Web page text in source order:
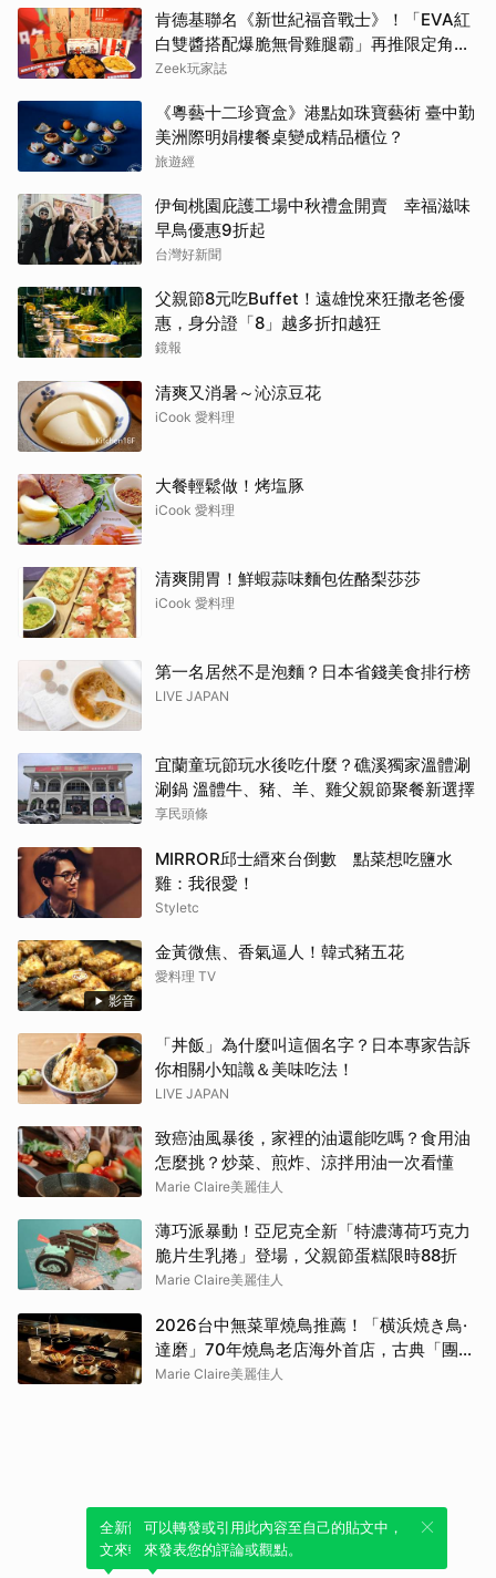
肯德基聯名《新世紀福音戰士》！「EVA紅
白雙醬搭配爆脆無骨雞腿霸」再推限定角色
卡、周邊必搶收
Zeek玩家誌
《粵藝十二珍寶盒》港點如珠寶藝術 臺中勤
美洲際明娟樓餐桌變成精品櫃位？
旅遊經
伊甸桃園庇護工場中秋禮盒開賣 幸福滋味
早鳥優惠9折起
台灣好新聞
父親節8元吃Buffet！遠雄悅來狂撒老爸優
惠，身分證「8」越多折扣越狂
鏡報
清爽又消暑～沁涼豆花
iCook 愛料理
大餐輕鬆做！烤塩豚
iCook 愛料理
清爽開胃！鮮蝦蒜味麵包佐酪梨莎莎
iCook 愛料理
第一名居然不是泡麵？日本省錢美食排行榜
LIVE JAPAN
宜蘭童玩節玩水後吃什麼？礁溪獨家溫體涮
涮鍋 溫體牛、豬、羊、雞父親節聚餐新選擇
享民頭條
MIRROR邱士縉來台倒數 點菜想吃鹽水
雞：我很愛！
Styletc
影音
金黃微焦、香氣逼人！韓式豬五花
愛料理 TV
「丼飯」為什麼叫這個名字？日本專家告訴
你相關小知識＆美味吃法！
LIVE JAPAN
致癌油風暴後，家裡的油還能吃嗎？食用油
怎麼挑？炒菜、煎炸、涼拌用油一次看懂
Marie Claire美麗佳人
薄巧派暴動！亞尼克全新「特濃薄荷巧克力
脆片生乳捲」登場，父親節蛋糕限時88折
Marie Claire美麗佳人
2026台中無菜單燒鳥推薦！「横浜焼き鳥·
達磨」70年燒鳥老店海外首店，古典「團扇
控火」技法成就銷魂美味
Marie Claire美麗佳人
全新體驗！一鍵引用此內容，透過發布貼
文來輕鬆表達個人立場。
可以轉發或引用此內容至自己的貼文中，
來發表您的評論或觀點。